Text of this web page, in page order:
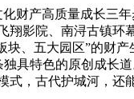
产高质量成长三
影院、南浔古镇
、五大园区”的财
具特色的原创成长
，古代护城河，还